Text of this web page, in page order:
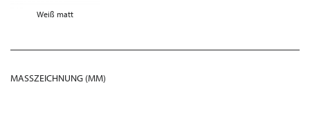
Weiß matt
MASSZEICHNUNG (MM)